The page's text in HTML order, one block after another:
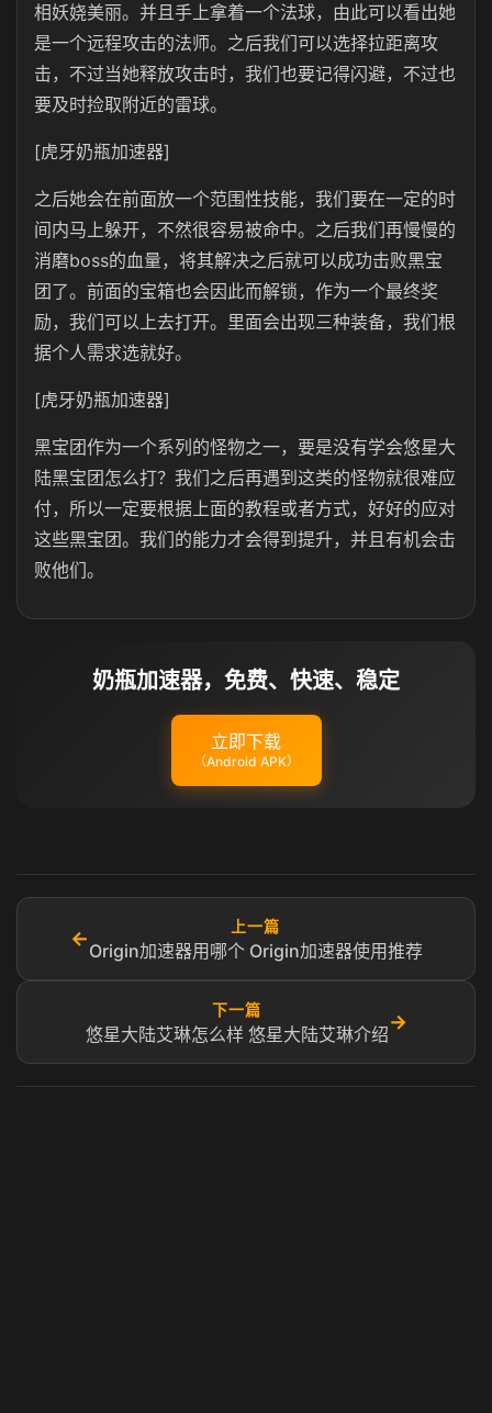
相妖娆美丽。并且手上拿着一个法球，由此可以看出她
是一个远程攻击的法师。之后我们可以选择拉距离攻
击，不过当她释放攻击时，我们也要记得闪避，不过也
要及时捡取附近的雷球。
[虎牙奶瓶加速器]
之后她会在前面放一个范围性技能，我们要在一定的时
间内马上躲开，不然很容易被命中。之后我们再慢慢的
消磨boss的血量，将其解决之后就可以成功击败黑宝
团了。前面的宝箱也会因此而解锁，作为一个最终奖
励，我们可以上去打开。里面会出现三种装备，我们根
据个人需求选就好。
[虎牙奶瓶加速器]
黑宝团作为一个系列的怪物之一，要是没有学会悠星大
陆黑宝团怎么打？我们之后再遇到这类的怪物就很难应
付，所以一定要根据上面的教程或者方式，好好的应对
这些黑宝团。我们的能力才会得到提升，并且有机会击
败他们。
奶瓶加速器，免费、快速、稳定
立即下载
（Android APK）
←
上一篇
Origin加速器用哪个 Origin加速器使用推荐
下一篇
悠星大陆艾琳怎么样 悠星大陆艾琳介绍
→